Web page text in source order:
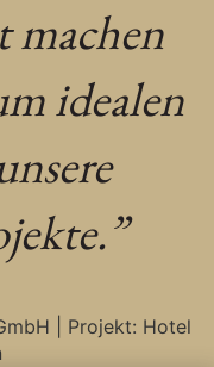
machen
idealen
| Projekt: Hotel